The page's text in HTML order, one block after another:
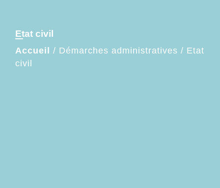
Etat civil
Accueil / Démarches administratives / Etat
civil